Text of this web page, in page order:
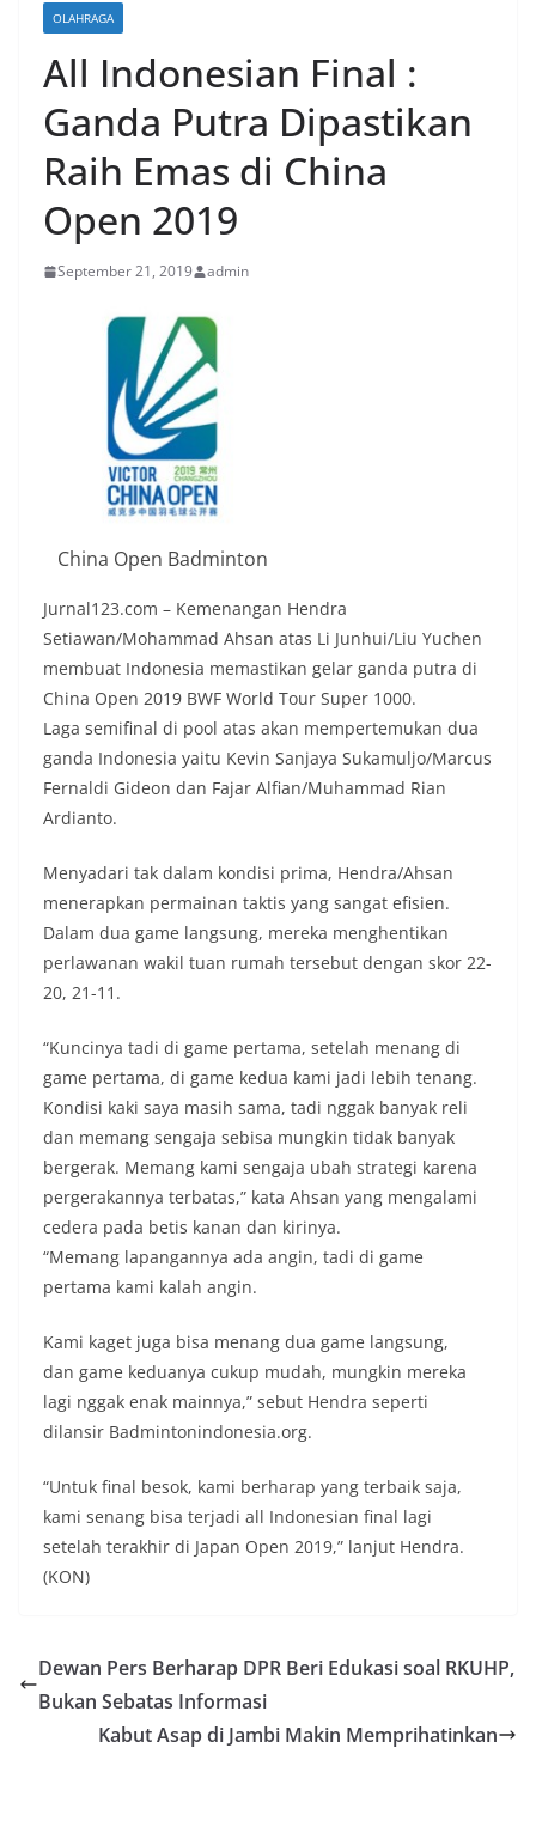
OLAHRAGA
All Indonesian Final :
Ganda Putra Dipastikan
Raih Emas di China
Open 2019
September 21, 2019 admin
China Open Badminton
Jurnal123.com – Kemenangan Hendra
Setiawan/Mohammad Ahsan atas Li Junhui/Liu Yuchen
membuat Indonesia memastikan gelar ganda putra di
China Open 2019 BWF World Tour Super 1000.
Laga semifinal di pool atas akan mempertemukan dua
ganda Indonesia yaitu Kevin Sanjaya Sukamuljo/Marcus
Fernaldi Gideon dan Fajar Alfian/Muhammad Rian
Ardianto.
Menyadari tak dalam kondisi prima, Hendra/Ahsan
menerapkan permainan taktis yang sangat efisien.
Dalam dua game langsung, mereka menghentikan
perlawanan wakil tuan rumah tersebut dengan skor 22-
20, 21-11.
“Kuncinya tadi di game pertama, setelah menang di
game pertama, di game kedua kami jadi lebih tenang.
Kondisi kaki saya masih sama, tadi nggak banyak reli
dan memang sengaja sebisa mungkin tidak banyak
bergerak. Memang kami sengaja ubah strategi karena
pergerakannya terbatas,” kata Ahsan yang mengalami
cedera pada betis kanan dan kirinya.
“Memang lapangannya ada angin, tadi di game
pertama kami kalah angin.
Kami kaget juga bisa menang dua game langsung,
dan game keduanya cukup mudah, mungkin mereka
lagi nggak enak mainnya,” sebut Hendra seperti
dilansir Badmintonindonesia.org.
“Untuk final besok, kami berharap yang terbaik saja,
kami senang bisa terjadi all Indonesian final lagi
setelah terakhir di Japan Open 2019,” lanjut Hendra.
(KON)
Dewan Pers Berharap DPR Beri Edukasi soal RKUHP,
Bukan Sebatas Informasi
Kabut Asap di Jambi Makin Memprihatinkan